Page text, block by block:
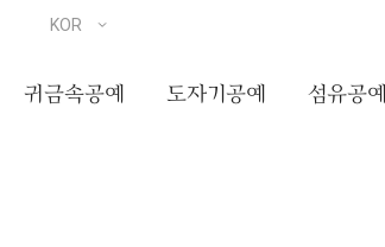
귀금속공예 도자기공예 섬유공예